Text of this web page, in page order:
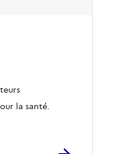
la santé.